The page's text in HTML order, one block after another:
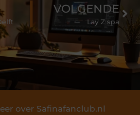
over Safinafanclub.nl
VOLGENDE
Lay Z spa